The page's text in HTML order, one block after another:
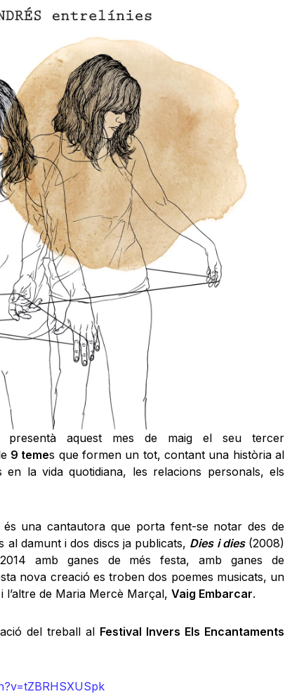
presentà aquest mes de maig el seu tercer
9 temes que formen un tot, contant una història al
en la vida quotidiana, les relacions personals, els
una cantautora que porta fent-se notar des de
al damunt i dos discs ja publicats, Dies i dies (2008)
amb ganes de més festa, amb ganes de
nova creació es troben dos poemes musicats, un
i l’altre de Maria Mercè Marçal, Vaig Embarcar.
del treball al Festival Invers Els Encantaments